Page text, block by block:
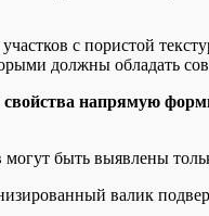
с пористой
должны обладать
свойства напрямую
быть выявлены
валик